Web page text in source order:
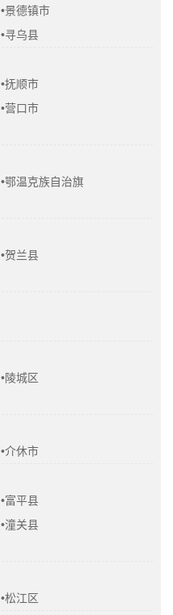
•景德镇市
•寻乌县
•抚顺市
•营口市
•鄂温克族自治旗
•贺兰县
•陵城区
•介休市
•富平县
•潼关县
•松江区